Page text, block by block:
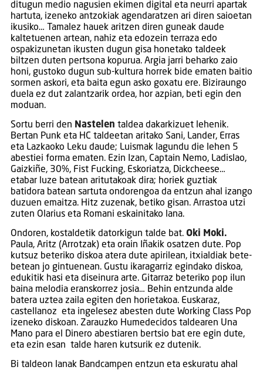
ditugun medio nagusien ekimen digital eta neurri apartak
hartuta, izeneko antzokiak agendaratzen ari diren saioetan
ikusiko… Tamalez hauek aritzen diren guneak daude
kaltetuenen artean, nahiz eta edozein terraza edo
ospakizunetan ikusten dugun gisa honetako taldeek
biltzen duten pertsona kopurua. Argia jarri beharko zaio
honi, gustoko dugun sub-kultura horrek bide ematen baitio
sormen askori, eta baita egun asko goxatu ere. Biziraungo
duela ez dut zalantzarik ordea, hor azpian, beti egin den
moduan.
Sortu berri den Nastelen taldea dakarkizuet lehenik.
Bertan Punk eta HC taldeetan aritako Sani, Lander, Erras
eta Lazkaoko Leku daude; Luismak lagundu die lehen 5
abestiei forma ematen. Ezin Izan, Captain Nemo, Ladislao,
Gaizkiñe, 30%, Fist Fucking, Eskoriatza, Dickcheese…
etabar luze batean aritutakoak dira; horiek guztiak
batidora batean sartuta ondorengoa da entzun ahal izango
duzuen emaitza. Hitz zuzenak, betiko gisan. Arrastoa utzi
zuten Olarius eta Romani eskainitako lana.
Ondoren, kostaldetik datorkigun talde bat. Oki Moki.
Paula, Aritz (Arrotzak) eta orain Iñakik osatzen dute. Pop
kutsuz beteriko diskoa atera dute apirilean, itxialdiak bete-
betean jo gintuenean. Gustu ikaragarriz egindako diskoa,
edukitik hasi eta diseinura arte. Gitarraz beteriko pop ilun
baina melodia eranskorrez josia… Behin entzunda alde
batera uztea zaila egiten den horietakoa. Euskaraz,
castellanoz eta ingelesez abesten dute Working Class Pop
izeneko diskoan. Zarauzko Humedecidos taldearen Una
Mano para el Dinero abestiaren bertsio bat ere egin dute,
eta ezin esan talde haren kutsurik ez dutenik.
Bi taldeon lanak Bandcampen entzun eta eskuratu ahal